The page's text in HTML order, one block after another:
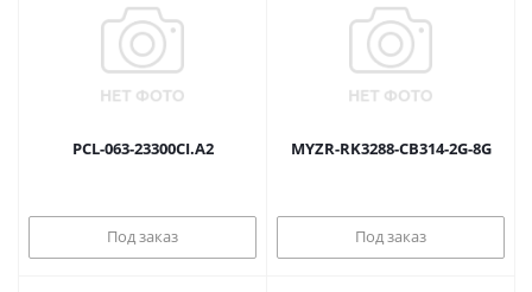
PCL-063-23300CI.A2
Под заказ
MYZR-RK3288-CB314-2G-8G
Под заказ